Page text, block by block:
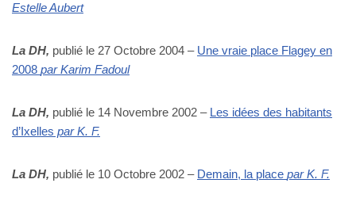
Estelle Aubert
La DH, publié le 27 Octobre 2004 – Une vraie place Flagey en
2008 par Karim Fadoul
La DH, publié le 14 Novembre 2002 – Les idées des habitants
d’Ixelles par K. F.
La DH, publié le 10 Octobre 2002 – Demain, la place par K. F.